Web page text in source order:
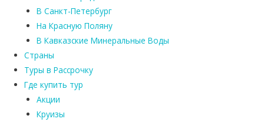
В Санкт-Петербург
На Красную Поляну
В Кавказские Минеральные Воды
Страны
Туры в Рассрочку
Где купить тур
Акции
Круизы